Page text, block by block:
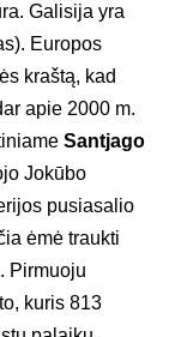
Galisija yra
Europos
kraštą, kad
apie 2000 m.
Santjago
Jokūbo
pusiasalio
ėmė traukti
Pirmuoju
kuris 813